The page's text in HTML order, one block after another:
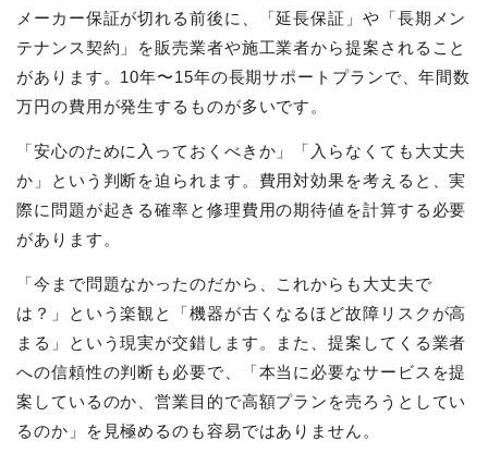
メーカー保証が切れる前後に、「延長保証」や「長期メン
テナンス契約」を販売業者や施工業者から提案されること
があります。10年〜15年の長期サポートプランで、年間数
万円の費用が発生するものが多いです。
「安心のために入っておくべきか」「入らなくても大丈夫
か」という判断を迫られます。費用対効果を考えると、実
際に問題が起きる確率と修理費用の期待値を計算する必要
があります。
「今まで問題なかったのだから、これからも大丈夫で
は？」という楽観と「機器が古くなるほど故障リスクが高
まる」という現実が交錯します。また、提案してくる業者
への信頼性の判断も必要で、「本当に必要なサービスを提
案しているのか、営業目的で高額プランを売ろうとしてい
るのか」を見極めるのも容易ではありません。